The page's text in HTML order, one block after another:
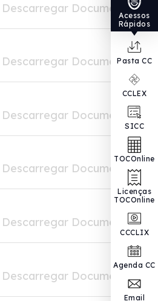
Acessos
Rápidos
Pasta CC
CCLEX
SICC
TOCOnline
Licenças
TOCOnline
CCCLIX
Agenda CC
Email
Descarregar Documento
Descarregar Documento
Descarregar Documento
Descarregar Documento
Descarregar Documento
Descarregar Documento